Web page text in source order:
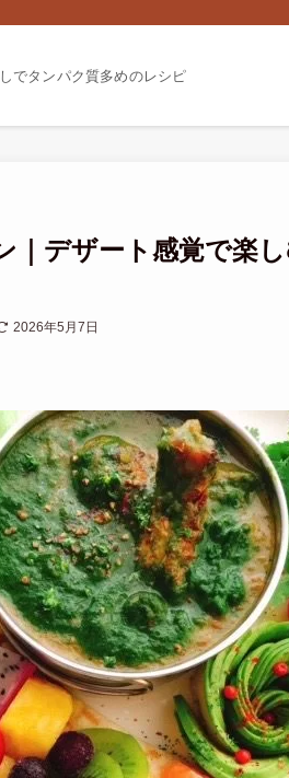
でタンパク質多めのレシピ
｜デザート感覚で楽
2026年5月7日